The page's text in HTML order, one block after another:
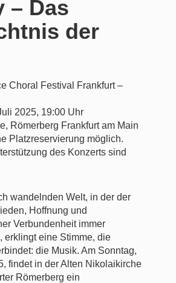
– Das
der
Choral Festival Frankfurt –
2025, 19:00 Uhr
Römerberg Frankfurt am Main
Platzreservierung möglich.
des Konzerts sind
wandelnden Welt, in der der
Hoffnung und
Verbundenheit immer
erklingt eine Stimme, die
die Musik. Am Sonntag,
findet in der Alten Nikolaikirche
Römerberg ein